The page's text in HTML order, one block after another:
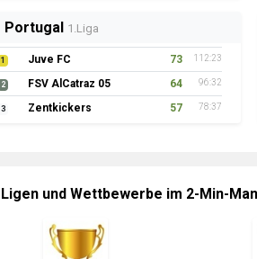
Portugal 1.Liga
1 Juve FC 73 112:23
2 FSV AlCatraz 05 64 96:32
3 Zentkickers 57 78:37
Ligen und Wettbewerbe im 2-Min-Man